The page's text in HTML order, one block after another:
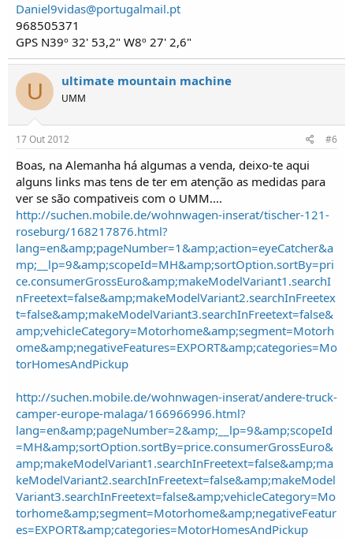
Daniel9vidas@portugalmail.pt
968505371
GPS N39º 32' 53,2" W8º 27' 2,6"
U ultimate mountain machine
UMM
17 Out 2012 #6
Boas, na Alemanha há algumas a venda, deixo-te aqui
alguns links mas tens de ter em atenção as medidas para
ver se são compativeis com o UMM....
http://suchen.mobile.de/wohnwagen-inserat/tischer-121-
roseburg/168217876.html?
lang=en&amp;pageNumber=1&amp;action=eyeCatcher&a
mp;__lp=9&amp;scopeId=MH&amp;sortOption.sortBy=pri
ce.consumerGrossEuro&amp;makeModelVariant1.searchI
nFreetext=false&amp;makeModelVariant2.searchInFreetex
t=false&amp;makeModelVariant3.searchInFreetext=false&
amp;vehicleCategory=Motorhome&amp;segment=Motorh
ome&amp;negativeFeatures=EXPORT&amp;categories=Mo
torHomesAndPickup
http://suchen.mobile.de/wohnwagen-inserat/andere-truck-
camper-europe-malaga/166966996.html?
lang=en&amp;pageNumber=2&amp;__lp=9&amp;scopeId
=MH&amp;sortOption.sortBy=price.consumerGrossEuro&
amp;makeModelVariant1.searchInFreetext=false&amp;ma
keModelVariant2.searchInFreetext=false&amp;makeModel
Variant3.searchInFreetext=false&amp;vehicleCategory=Mo
torhome&amp;segment=Motorhome&amp;negativeFeatur
es=EXPORT&amp;categories=MotorHomesAndPickup